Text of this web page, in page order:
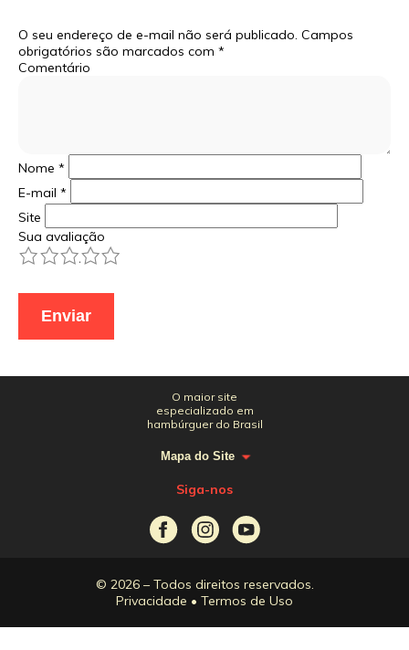
O seu endereço de e-mail não será publicado. Campos
obrigatórios são marcados com *
Comentário
Nome *
E-mail *
Site
Sua avaliação
5
4
3
2
O maior site
especializado em
hambúrguer do Brasil
Mapa do Site
Siga-nos
© 2026 – Todos direitos reservados.
Privacidade • Termos de Uso